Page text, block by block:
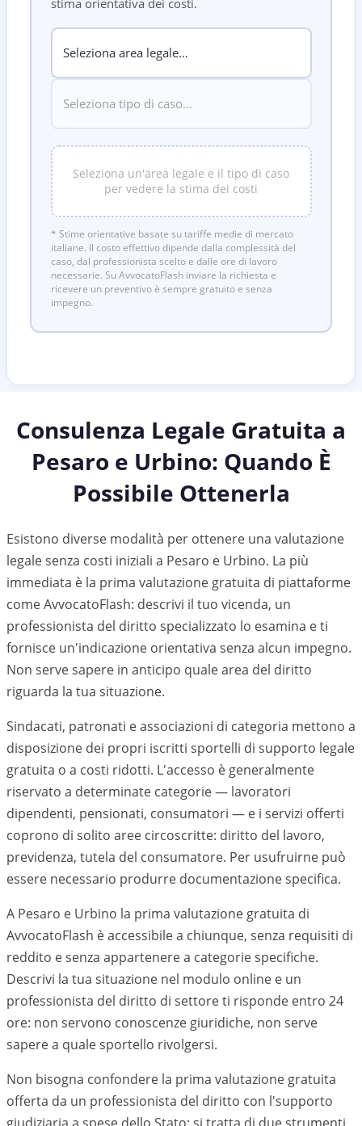
Seleziona un'area legale e il tipo di caso
per vedere la stima dei costi
* Stime orientative basate su tariffe medie di mercato
italiane. Il costo effettivo dipende dalla complessità del
caso, dal professionista scelto e dalle ore di lavoro
necessarie. Su AvvocatoFlash inviare la richiesta e
ricevere un preventivo è sempre gratuito e senza
impegno.
Consulenza Legale Gratuita a
Pesaro e Urbino: Quando È
Possibile Ottenerla
Esistono diverse modalità per ottenere una valutazione
legale senza costi iniziali a Pesaro e Urbino. La più
immediata è la prima valutazione gratuita di piattaforme
come AvvocatoFlash: descrivi il tuo vicenda, un
professionista del diritto specializzato lo esamina e ti
fornisce un'indicazione orientativa senza alcun impegno.
Non serve sapere in anticipo quale area del diritto
riguarda la tua situazione.
Sindacati, patronati e associazioni di categoria mettono a
disposizione dei propri iscritti sportelli di supporto legale
gratuita o a costi ridotti. L'accesso è generalmente
riservato a determinate categorie — lavoratori
dipendenti, pensionati, consumatori — e i servizi offerti
coprono di solito aree circoscritte: diritto del lavoro,
previdenza, tutela del consumatore. Per usufruirne può
essere necessario produrre documentazione specifica.
A Pesaro e Urbino la prima valutazione gratuita di
AvvocatoFlash è accessibile a chiunque, senza requisiti di
reddito e senza appartenere a categorie specifiche.
Descrivi la tua situazione nel modulo online e un
professionista del diritto di settore ti risponde entro 24
ore: non servono conoscenze giuridiche, non serve
sapere a quale sportello rivolgersi.
Non bisogna confondere la prima valutazione gratuita
offerta da un professionista del diritto con l'supporto